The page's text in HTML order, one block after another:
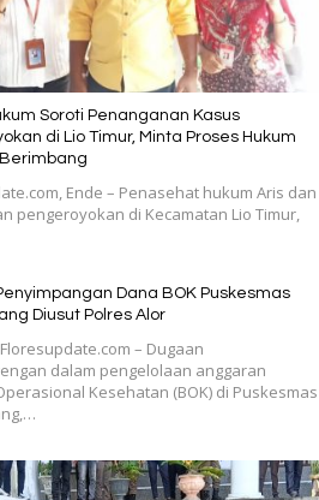
Soroti Penanganan Kasus
di Lio Timur, Minta Proses Hukum
Ende – Penasehat hukum Aris dan
pengeroyokan di Kecamatan Lio Timur,
Dana BOK Puskesmas
Diusut Polres Alor
– Dugaan
dalam pengelolaan anggaran
Kesehatan (BOK) di Puskesmas